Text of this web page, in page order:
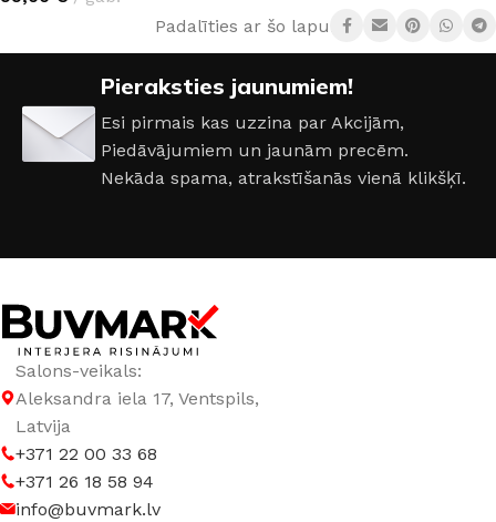
Padalīties ar šo lapu:
Pieraksties jaunumiem!
Esi pirmais kas uzzina par Akcijām,
Piedāvājumiem un jaunām precēm.
Nekāda spama, atrakstīšanās vienā klikšķī.
Salons-veikals:
Aleksandra iela 17, Ventspils,
Latvija
+371 22 00 33 68
+371 26 18 58 94
info@buvmark.lv